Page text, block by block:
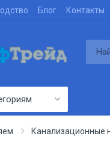
Блог Контакты
Канализационные